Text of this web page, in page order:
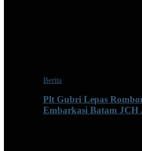
Berita
Plt Gubri Lepas
Embarkasi Batam JCH